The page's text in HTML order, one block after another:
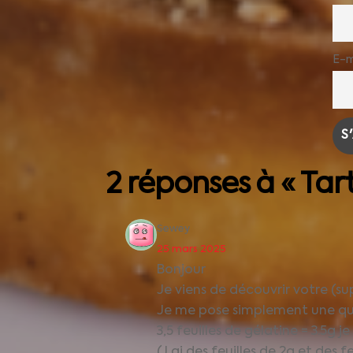
E-
2 réponses à «
Sewey
25 mars 2025
Bonjour
Je viens de découvrir votre
Je me pose simplement une
3,5 feuilles de gélatine = 3.5g je